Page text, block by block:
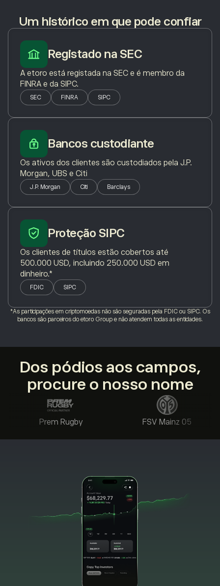
Um histórico em que pode confiar
Registado na SEC
A etoro está registada na SEC e é membro da
FINRA e da SIPC.
SEC FINRA SIPC
Bancos custodiante
Os ativos dos clientes são custodiados pela J.P.
Morgan, UBS e Citi
J.P. Morgan Citi Barclays
Proteção SIPC
Os clientes de títulos estão cobertos até
500.000 USD, incluindo 250.000 USD em
dinheiro.*
FDIC SIPC
*As participações em criptomoedas não são seguradas pela FDIC ou SIPC. Os
bancos são parceiros do etoro Group e não atendem todas as entidades.
Dos pódios aos campos,
procure o nosso nome
Prem Rugby FSV Mainz 05